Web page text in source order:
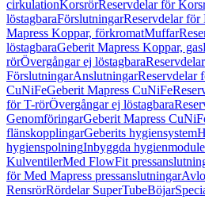
cirkulationKorsrörReservdelar för
löstagbaraFörslutningarReservdelar för
Mapress Koppar, förkromatMuffar
löstagbaraGeberit Mapress Koppar, gas
rörÖvergångar ej löstagbara
FörslutningarAnslutningarReservdelar
CuNiFeGeberit Mapress CuNiFe
för T-rörÖvergångar ej löstagbara
GenomföringarGeberit Mapress
flänskopplingarGeberits hygiensystem
hygienspolningInbyggda
KulventilerMed FlowFit
för Med Mapress pressanslutningar
RensrörRördelar SuperTubeBöjar